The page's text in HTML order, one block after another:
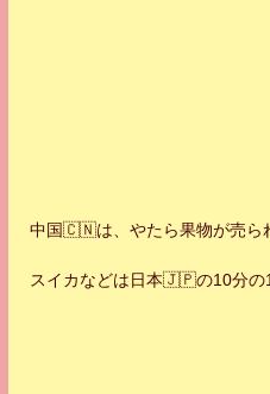
中国🇨🇳は、やたら果物が売ら
スイカなどは日本🇯🇵の10分の